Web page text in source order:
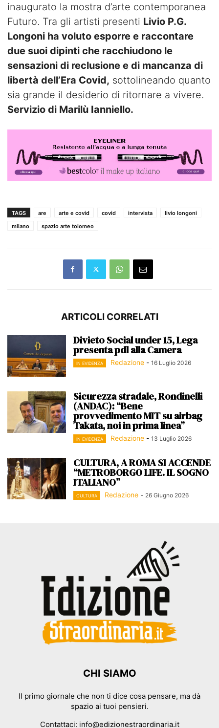
inaugurato la mostra d’arte contemporanea
Futuro. Tra gli artisti presenti Livio P.G.
Longoni ha voluto esporre e raccontare
due suoi dipinti che racchiudono le
sensazioni di reclusione e di mancanza di
libertà dell’Era Covid, sottolineando quanto
sia grande il desiderio di ritornare a vivere.
Servizio di Marilù Ianniello.
TAGS are arte e covid covid intervista
livio longoni
milano
spazio arte tolomeo
ARTICOLI CORRELATI
Divieto Social under 15, Lega
presenta pdl alla Camera
IN EVIDENZA Redazione - 16 Luglio 2026
Sicurezza stradale, Rondinelli
(ANDAC): “Bene
provvedimento MIT su airbag
Takata, noi in prima linea”
IN EVIDENZA Redazione - 13 Luglio 2026
CULTURA, A ROMA SI ACCENDE
“METROBORGO LIFE. IL SOGNO
ITALIANO”
CULTURA Redazione - 26 Giugno 2026
CHI SIAMO
Il primo giornale che non ti dice cosa pensare, ma dà
spazio ai tuoi pensieri.
Contattaci: info@edizionestraordinaria.it